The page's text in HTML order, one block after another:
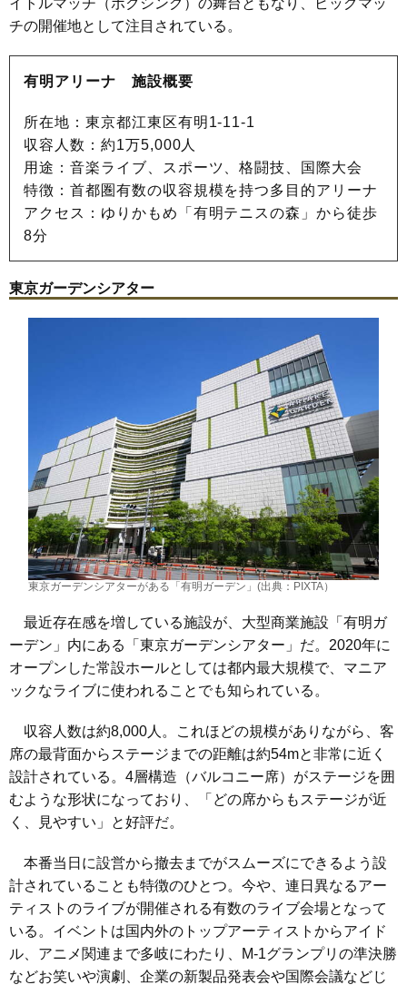
イトルマッチ（ボクシング）の舞台ともなり、ビッグマッ
チの開催地として注目されている。
有明アリーナ 施設概要
所在地：東京都江東区有明1-11-1
収容人数：約1万5,000人
用途：音楽ライブ、スポーツ、格闘技、国際大会
特徴：首都圏有数の収容規模を持つ多目的アリーナ
アクセス：ゆりかもめ「有明テニスの森」から徒歩
8分
東京ガーデンシアター
東京ガーデンシアターがある「有明ガーデン」(出典：PIXTA）
最近存在感を増している施設が、大型商業施設「有明ガ
ーデン」内にある「東京ガーデンシアター」だ。2020年に
オープンした常設ホールとしては都内最大規模で、マニア
ックなライブに使われることでも知られている。
収容人数は約8,000人。これほどの規模がありながら、客
席の最背面からステージまでの距離は約54mと非常に近く
設計されている。4層構造（バルコニー席）がステージを囲
むような形状になっており、「どの席からもステージが近
く、見やすい」と好評だ。
本番当日に設営から撤去までがスムーズにできるよう設
計されていることも特徴のひとつ。今や、連日異なるアー
ティストのライブが開催される有数のライブ会場となって
いる。イベントは国内外のトップアーティストからアイド
ル、アニメ関連まで多岐にわたり、M-1グランプリの準決勝
などお笑いや演劇、企業の新製品発表会や国際会議などじ